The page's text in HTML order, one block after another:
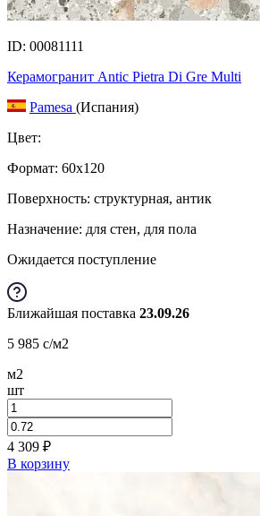
ID: 00081111
Керамогранит Antic Pietra Di Gre Multi
Pamesa (Испания)
Цвет:
Формат: 60x120
Поверхность: структурная, антик
Назначение: для стен, для пола
Ожидается поступление
Ближайшая поставка 23.09.26
5 985 c/м2
м2
шт
4 309 ₽
В корзину